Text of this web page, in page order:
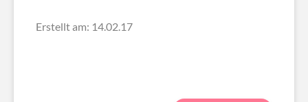
Erstellt am: 14.02.17